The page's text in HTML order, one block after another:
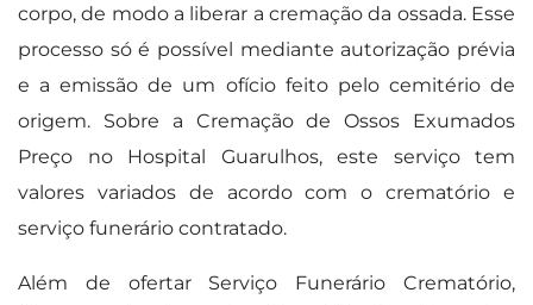
corpo, de modo a liberar a cremação da ossada. Esse
processo só é possível mediante autorização prévia
e a emissão de um ofício feito pelo cemitério de
origem. Sobre a Cremação de Ossos Exumados
Preço no Hospital Guarulhos, este serviço tem
valores variados de acordo com o crematório e
serviço funerário contratado.
Além de ofertar Serviço Funerário Crematório,